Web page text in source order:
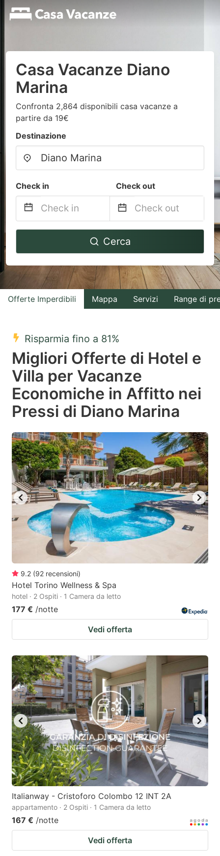
Casa Vacanze Diano
Marina
Confronta 2,864 disponibili casa vacanze a
partire da 19€
Destinazione
Check in Check out
Navigate
to
interact
with
the
select
date.
Press
question
mark
key
to
get
the
keyboard
shortcuts
for
changing
dates.
Navigate
to
interact
with
the
a
date.
Press
the
question
mark
key
to
get
the
keyboard
shortcuts
for
dates.
Cerca
Offerte Imperdibili Mappa Servizi Range di
Risparmia fino a 81%
Migliori Offerte di Hotel e
Villa per Vacanze
Economiche in Affitto nei
Pressi di Diano Marina
9.2 (92 recensioni)
Hotel Torino Wellness & Spa
hotel · 2 Ospiti · 1 Camera da letto
177 € /notte
Vedi offerta
Italianway - Cristoforo Colombo 12 INT 2A
appartamento · 2 Ospiti · 1 Camera da letto
167 € /notte
Vedi offerta